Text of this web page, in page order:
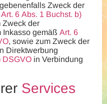
Zweck der
Art. 6 Abs. 1 Buchst. b)
Zweck der
Inkasso gemäß Art. 6
, sowie zum Zweck der
Direktwerbung
DSGVO in Verbindung
Services